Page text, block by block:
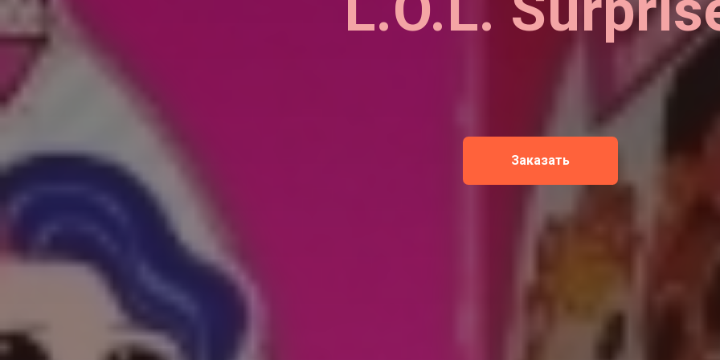
Заказать